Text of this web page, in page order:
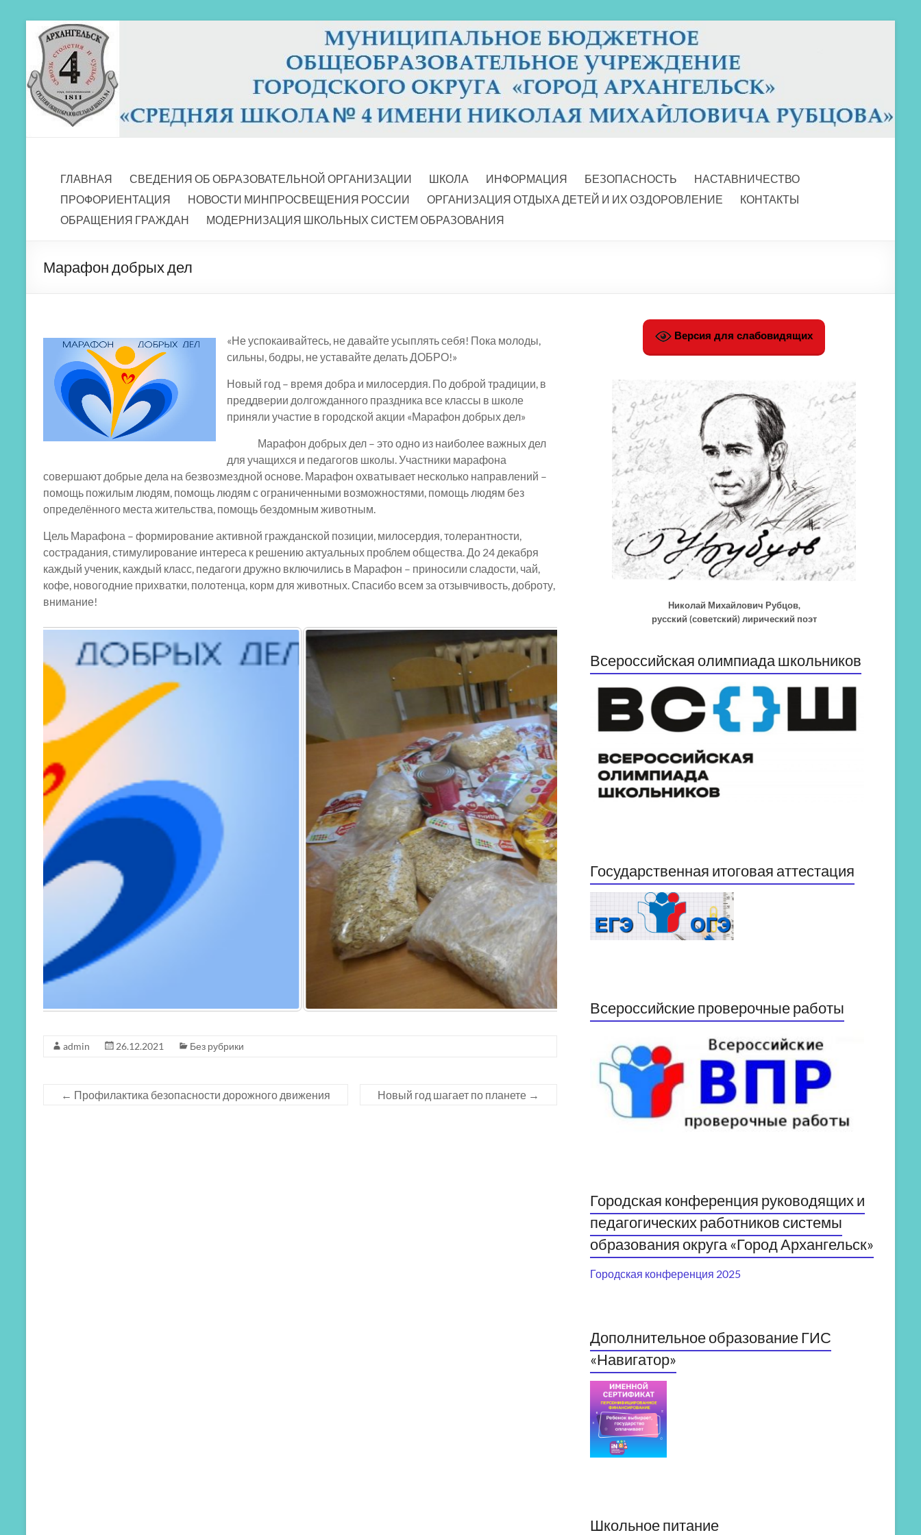
Перейти
содержимому
МБОУ СШ 4
ГЛАВНАЯ
СВЕДЕНИЯ ОБ ОБРАЗОВАТЕЛЬНОЙ ОРГАНИЗАЦИИ ШКОЛА ИНФОРМАЦИЯ БЕЗОПАСНОСТЬ
НАСТАВНИЧЕСТВО
ПРОФОРИЕНТАЦИЯ
НОВОСТИ МИНПРОСВЕЩЕНИЯ РОССИИ ОРГАНИЗАЦИЯ ОТДЫХА ДЕТЕЙ И ИХ ОЗДОРОВЛЕНИЕ
КОНТАКТЫ
ОБРАЩЕНИЯ ГРАЖДАН
МОДЕРНИЗАЦИЯ ШКОЛЬНЫХ СИСТЕМ ОБРАЗОВАНИЯ
Марафон добрых дел
«Не успокаивайтесь, не давайте усыплять себя! Пока молоды,
сильны, бодры, не уставайте делать ДОБРО!»
Новый год – время добра и милосердия. По доброй традиции, в
преддверии долгожданного праздника все классы в школе
приняли участие в городской акции «Марафон добрых дел»
Марафон добрых дел – это одно из наиболее важных дел
для учащихся и педагогов школы. Участники марафона
совершают добрые дела на безвозмездной основе. Марафон охватывает несколько направлений –
помощь пожилым людям, помощь людям с ограниченными возможностями, помощь людям без
определённого места жительства, помощь бездомным животным.
Цель Марафона – формирование активной гражданской позиции, милосердия, толерантности,
сострадания, стимулирование интереса к решению актуальных проблем общества. До 24 декабря
каждый ученик, каждый класс, педагоги дружно включились в Марафон – приносили сладости, чай,
кофе, новогодние прихватки, полотенца, корм для животных. Спасибо всем за отзывчивость, доброту,
внимание!
admin 26.12.2021 Без рубрики
← Профилактика безопасности дорожного движения Новый год шагает по планете →
Версия для слабовидящих
Николай Михайлович Рубцов,
русский (советский) лирический поэт
Всероссийская олимпиада школьников
Государственная итоговая аттестация
Всероссийские проверочные работы
Городская конференция руководящих и
педагогических работников системы
образования округа «Город Архангельск»
Городская конференция 2025
Дополнительное образование ГИС
«Навигатор»
Школьное питание